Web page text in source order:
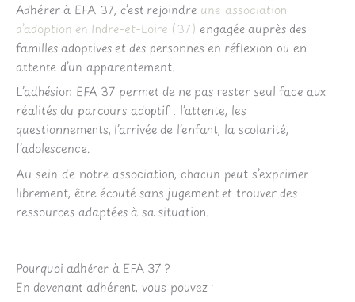
Adhérer à EFA 37, c’est rejoindre une association
d’adoption en Indre-et-Loire (37) engagée auprès des
familles adoptives et des personnes en réflexion ou en
attente d’un apparentement.
L’adhésion EFA 37 permet de ne pas rester seul face aux
réalités du parcours adoptif : l’attente, les
questionnements, l’arrivée de l’enfant, la scolarité,
l’adolescence.
Au sein de notre association, chacun peut s’exprimer
librement, être écouté sans jugement et trouver des
ressources adaptées à sa situation.
Pourquoi adhérer à EFA 37 ?
En devenant adhérent, vous pouvez :